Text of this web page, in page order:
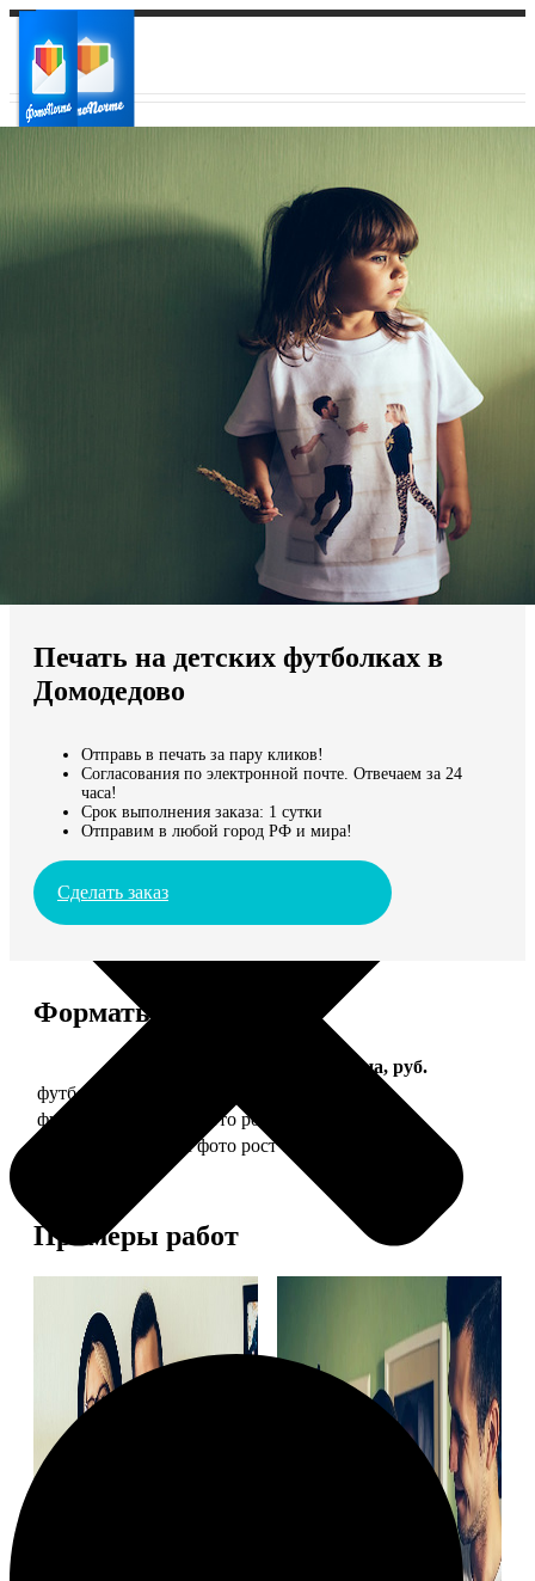
Ваш город:
Мы доставляем по всему миру
Продолжить без города
Печать на детских футболках в
Домодедово
Отправь в печать за пару кликов!
Согласования по электронной почте. Отвечаем за 24
часа!
Срок выполнения заказа: 1 сутки
Отправим в любой город РФ и мира!
Сделать заказ
Форматы и цены
Цена, руб.
футболка детская с фото рост 118 см
футболка детская с фото рост 128 см
футболка детская с фото рост 134 см
Примеры работ